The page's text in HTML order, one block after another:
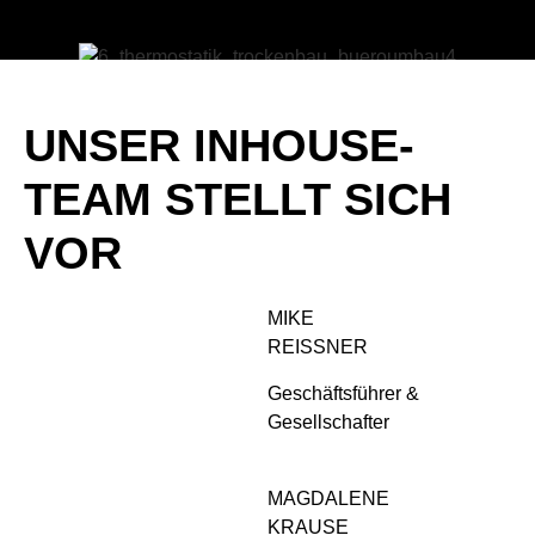
UNSER INHOUSE-
TEAM STELLT SICH
VOR
MIKE
REISSNER
Geschäftsführer &
Gesellschafter
MAGDALENE
KRAUSE